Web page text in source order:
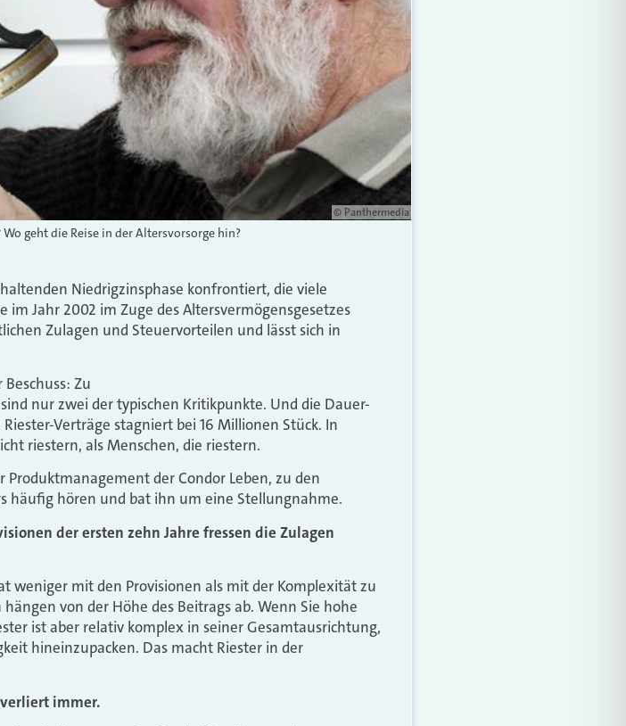
© Panthermedia
geht die Reise in der Altersvorsorge hin?
Niedrigzinsphase konfrontiert, die viele
Jahr 2002 im Zuge des Altersvermögensgesetzes
Zulagen und Steuervorteilen und lässt sich in
Zu
nur zwei der typischen Kritikpunkte. Und die Dauer-
Verträge stagniert bei 16 Millionen Stück. In
riestern, als Menschen, die riestern.
der Condor Leben, zu den
häufig hören und bat ihn um eine Stellungnahme.
der ersten zehn Jahre fressen die Zulagen
weniger mit den Provisionen als mit der Komplexität zu
von der Höhe des Beitrags ab. Wenn Sie hohe
ist aber relativ komplex in seiner Gesamtausrichtung,
hineinzupacken. Das macht Riester in der
immer.